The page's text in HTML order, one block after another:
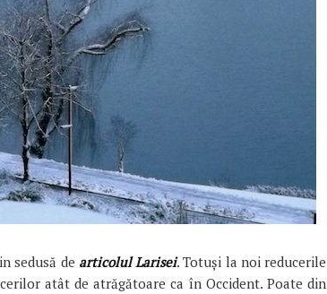
sedusă de articolul Larisei. Totuși la noi reducerile
atât de atrăgătoare ca în Occident. Poate din